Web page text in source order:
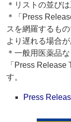
＊リストの並び
＊「Press
スを網羅するも
より遅れる場合
＊一般用医薬品
「Press
す。
Press